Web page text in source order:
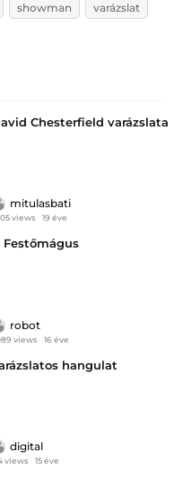
showman
varázslat
Chesterfield varázslata
mitulasbati
views 19 éve
Festőmágus
robot
views 16 éve
hangulat
digital
views 15 éve